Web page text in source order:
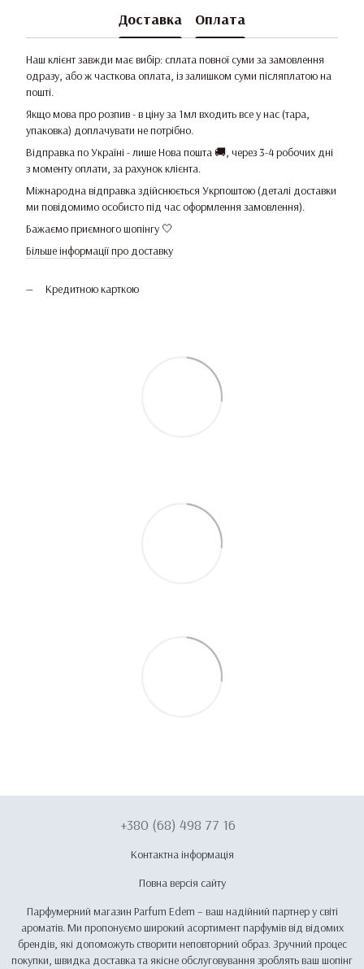
Доставка Оплата
Наш клієнт завжди має вибір: сплата повної суми за замовлення
одразу, або ж часткова оплата, із залишком суми післяплатою на
пошті.
Якщо мова про розпив - в ціну за 1мл входить все у нас (тара,
упаковка) доплачувати не потрібно.
Відправка по Україні - лише Нова пошта 🚚, через 3-4 робочих дні
з моменту оплати, за рахунок клієнта.
Міжнародна відправка здійснюється Укрпоштою (деталі доставки
ми повідомимо особисто під час оформлення замовлення).
Бажаємо приємного шопінгу 🤍
Більше інформації про доставку
Кредитною карткою
+380 (68) 498 77 16
Контактна інформація
Повна версія сайту
Парфумерний магазин Parfum Edem – ваш надійний партнер у світі
ароматів. Ми пропонуємо широкий асортимент парфумів від відомих
брендів, які допоможуть створити неповторний образ. Зручний процес
покупки, швидка доставка та якісне обслуговування зроблять ваш шопінг